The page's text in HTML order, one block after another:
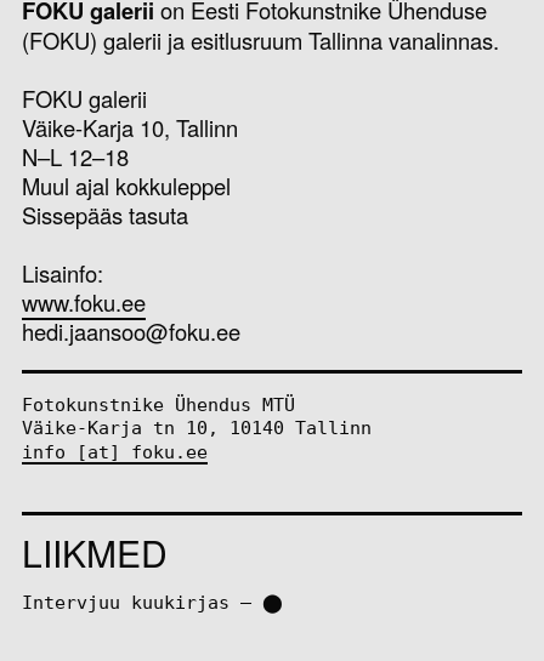
FOKU galerii on Eesti Fotokunstnike Ühenduse
(FOKU) galerii ja esitlusruum Tallinna vanalinnas.
FOKU galerii
Väike-Karja 10, Tallinn
N–L 12–18
Muul ajal kokkuleppel
Sissepääs tasuta
Lisainfo:
www.foku.ee
hedi.jaansoo@foku.ee
Fotokunstnike Ühendus MTÜ
Väike-Karja tn 10, 10140 Tallinn
info [at] foku.ee
LIIKMED
Intervjuu kuukirjas – ⬤